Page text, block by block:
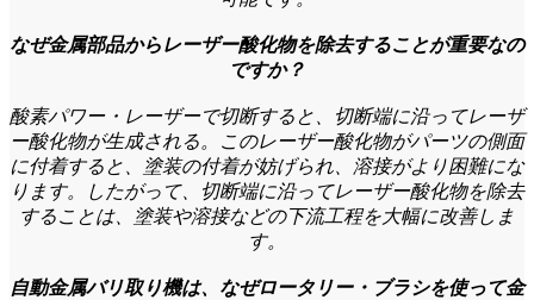
なぜ金属部品からレーザー酸化物を除去することが重要なの
ですか？
酸素パワー・レーザーで切断すると、切断端に沿ってレーザ
ー酸化物が生成される。このレーザー酸化物がパーツの側面
に付着すると、塗装の付着が妨げられ、溶接がより困難にな
ります。したがって、切断端に沿ってレーザー酸化物を除去
することは、塗装や溶接などの下流工程を大幅に改善しま
す。
自動金属バリ取り機は、なぜロータリー・ブラシを使って金